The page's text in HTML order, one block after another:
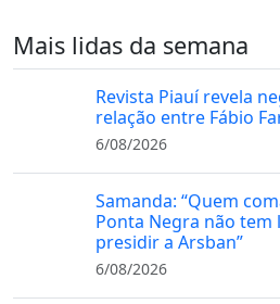
Mais lidas da semana
Revista Piauí revela
relação entre Fábio
6/08/2026
Samanda: “Quem
Ponta Negra não
presidir a Arsban”
6/08/2026